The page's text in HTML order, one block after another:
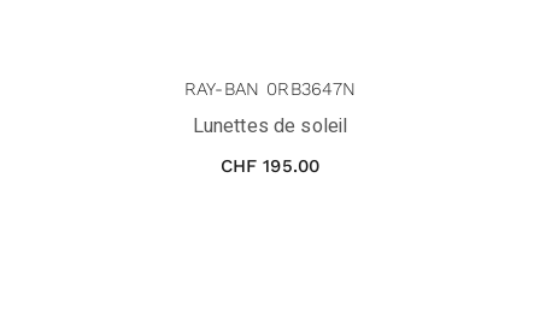
RAY-BAN 0RB3647N
Lunettes de soleil
CHF 195.00